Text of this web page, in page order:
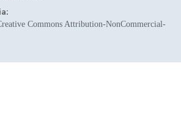
Commons Attribution-NonCommercial-